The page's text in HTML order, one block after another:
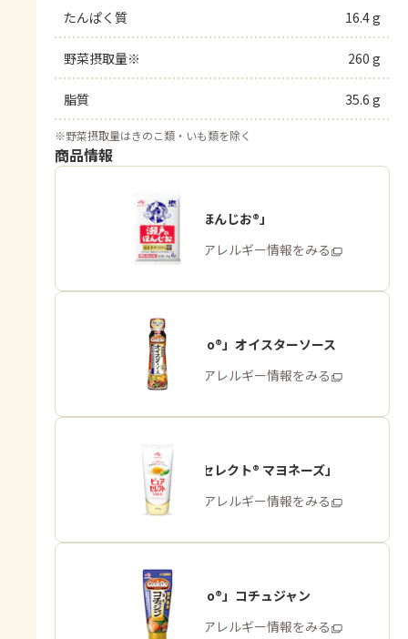
たんぱく質 16.4 g
野菜摂取量※ 260 g
脂質 35.6 g
※野菜摂取量はきのこ類・いも類を除く
商品情報
「瀬戸のほんじお®」
商品・アレルギー情報をみる
「Cook Do®」オイスターソース
商品・アレルギー情報をみる
「ピュアセレクト® マヨネーズ」
商品・アレルギー情報をみる
「Cook Do®」コチュジャン
商品・アレルギー情報をみる